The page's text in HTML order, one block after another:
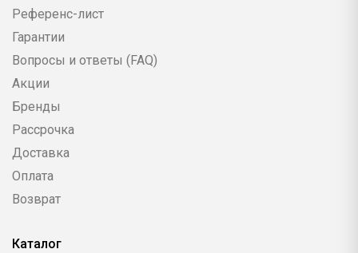
Референс-лист
Гарантии
Вопросы и ответы (FAQ)
Акции
Бренды
Рассрочка
Доставка
Оплата
Возврат
Каталог